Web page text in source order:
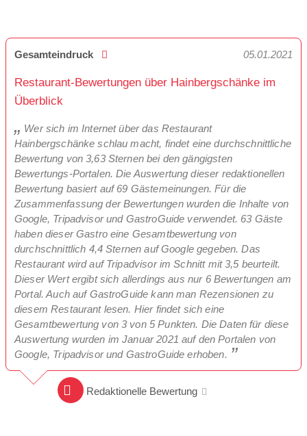
Gesamteindruck 05.01.2021
Restaurant-Bewertungen über Hainbergschänke im
Überblick
Wer sich im Internet über das Restaurant
Hainbergschänke schlau macht, findet eine durchschnittliche
Bewertung von 3,63 Sternen bei den gängigsten
Bewertungs-Portalen. Die Auswertung dieser redaktionellen
Bewertung basiert auf 69 Gästemeinungen. Für die
Zusammenfassung der Bewertungen wurden die Inhalte von
Google, Tripadvisor und GastroGuide verwendet. 63 Gäste
haben dieser Gastro eine Gesamtbewertung von
durchschnittlich 4,4 Sternen auf Google gegeben. Das
Restaurant wird auf Tripadvisor im Schnitt mit 3,5 beurteilt.
Dieser Wert ergibt sich allerdings aus nur 6 Bewertungen am
Portal. Auch auf GastroGuide kann man Rezensionen zu
diesem Restaurant lesen. Hier findet sich eine
Gesamtbewertung von 3 von 5 Punkten. Die Daten für diese
Auswertung wurden im Januar 2021 auf den Portalen von
Google, Tripadvisor und GastroGuide erhoben.
Redaktionelle Bewertung